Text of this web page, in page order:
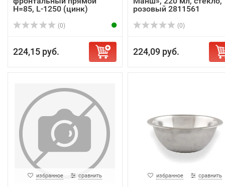
H=85, L-1250 (цинк)
(0)
224,15 руб.
розовый 2811561
(0)
224,09 руб.
избранное сравнить избранное сравнить